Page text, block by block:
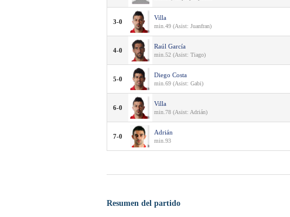
3-0
Villa
min.49 (Asist: Juanfran)
4-0
Raúl García
min.52 (Asist: Tiago)
5-0
Diego Costa
min.69 (Asist: Gabi)
6-0
Villa
min.78 (Asist: Adrián)
7-0
Adrián
min.93
Resumen del partido